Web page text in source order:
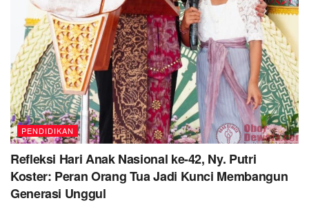
PENDIDIKAN
Refleksi Hari Anak Nasional ke-42, Ny. Putri
Koster: Peran Orang Tua Jadi Kunci Membangun
Generasi Unggul